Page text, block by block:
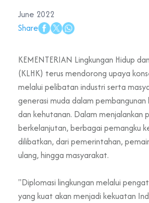
June 2022
Share
KEMENTERIAN Lingkungan Hidup
(KLHK) terus mendorong upaya
melalui pelibatan industri serta
generasi muda dalam pembangunan
dan kehutanan. Dalam menjalankan
berkelanjutan, berbagai pemangku
dilibatkan, dari pemerintahan,
ulang, hingga masyarakat.
"Diplomasi lingkungan melalui
yang kuat akan menjadi kekuatan